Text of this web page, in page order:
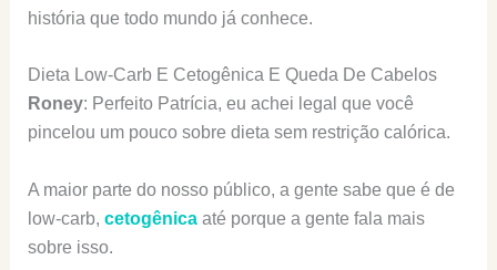
história que todo mundo já conhece.
Dieta Low-Carb E Cetogênica E Queda De Cabelos
Roney: Perfeito Patrícia, eu achei legal que você
pincelou um pouco sobre dieta sem restrição calórica.
A maior parte do nosso público, a gente sabe que é de
low-carb, cetogênicaaté porque a gente fala mais
sobre isso.